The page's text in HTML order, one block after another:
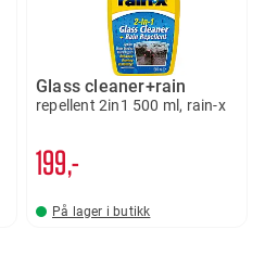
Glass cleaner+rain
repellent 2in1 500 ml, rain-x
199,-
På lager i butikk